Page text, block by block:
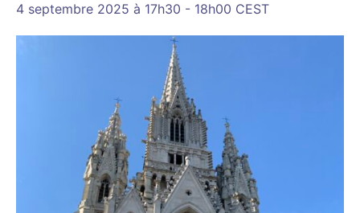
4 septembre 2025 à 17h30 - 18h00 CEST